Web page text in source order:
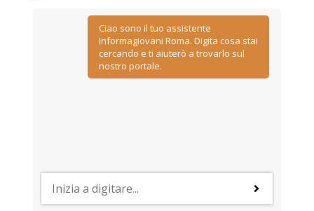
Ciao sono il tuo assistente
Informagiovani Roma. Digita cosa stai
cercando e ti aiuterò a trovarlo sul
nostro portale.